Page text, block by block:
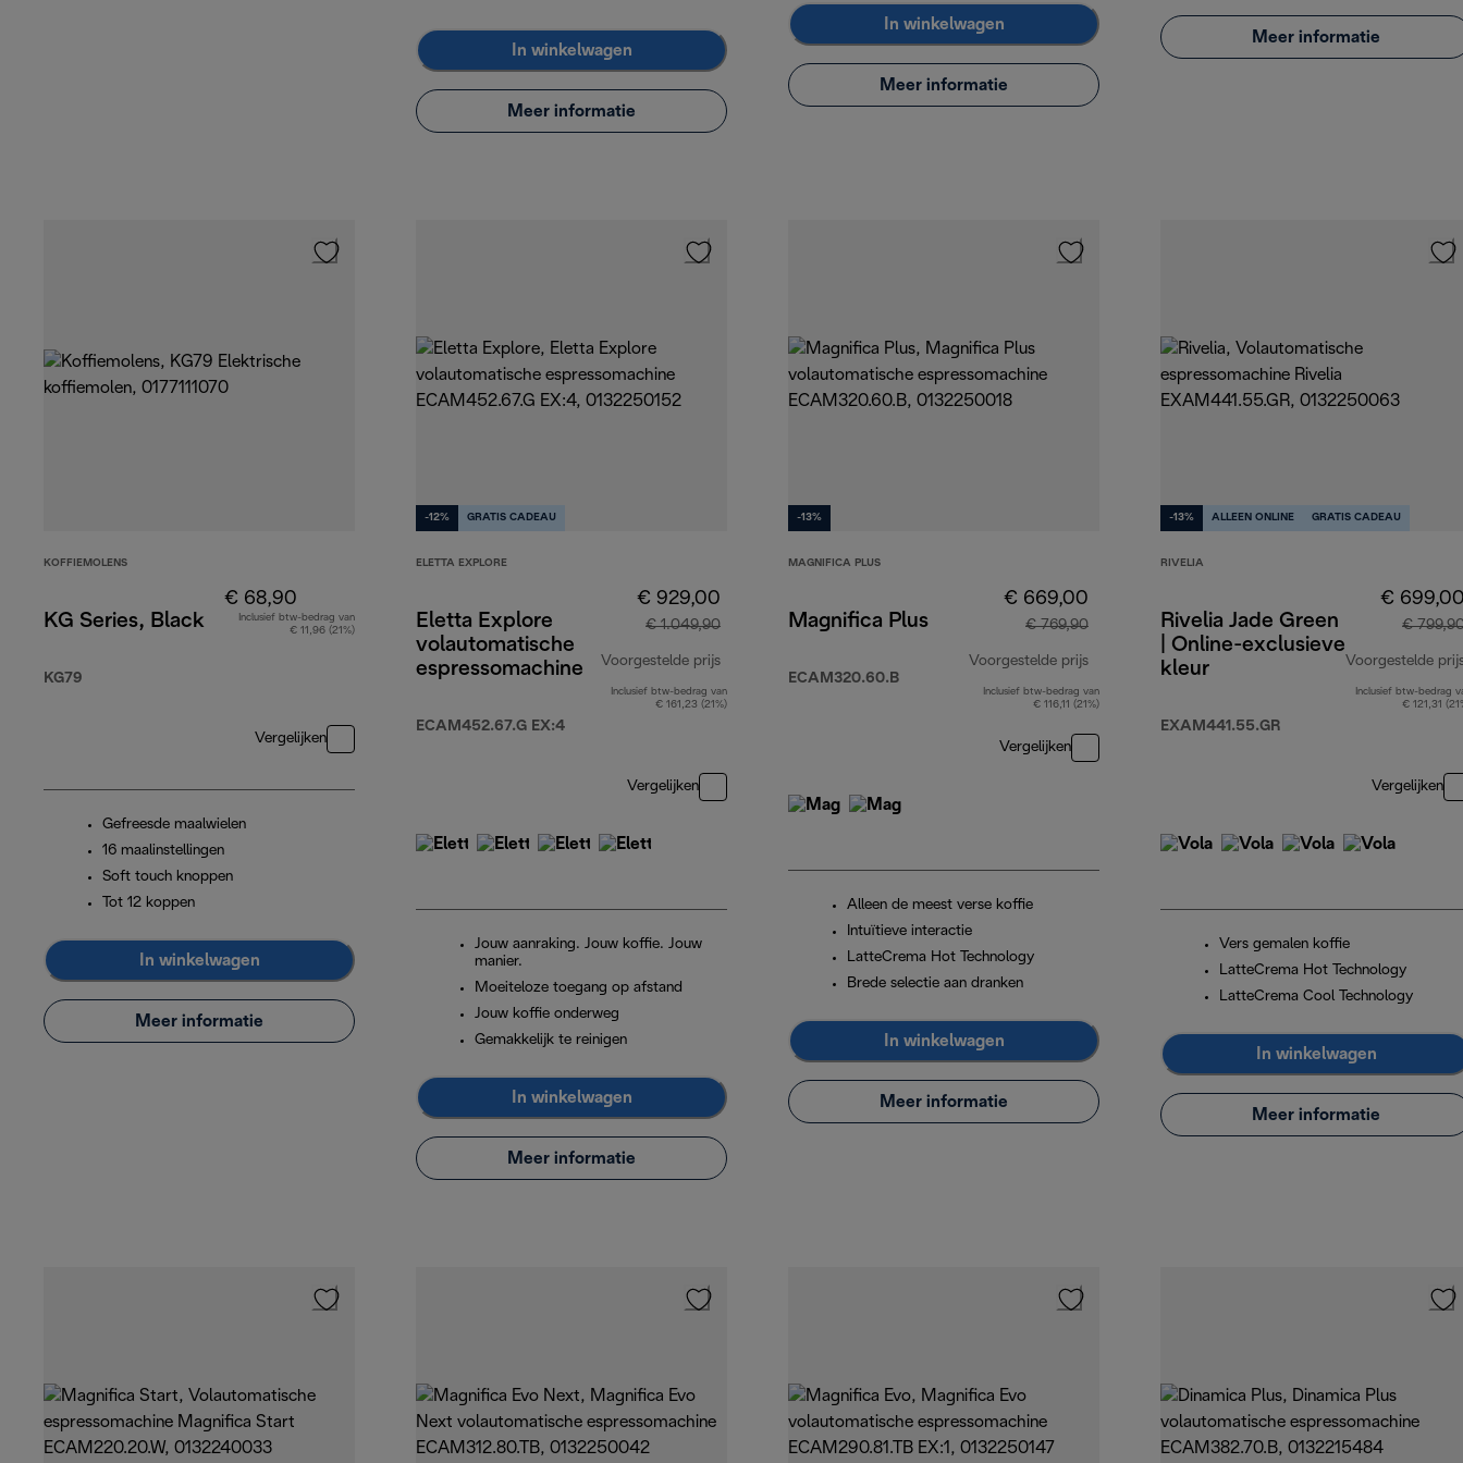
In winkelwagen
Meer informatie
In winkelwagen
Meer informatie
Meer informatie
KOFFIEMOLENS
KG Series, Black
KG79
€ 68,90
Inclusief btw-bedrag van
€ 11,96 (21%)
Vergelijken
Gefreesde maalwielen
16 maalinstellingen
Soft touch knoppen
Tot 12 koppen
In winkelwagen
Meer informatie
-12% GRATIS CADEAU
ELETTA EXPLORE
Eletta Explore
volautomatische
espressomachine
ECAM452.67.G EX:4
€ 929,00
€ 1.049,90
Voorgestelde prijs
originele prijs € 1.049,90
Inclusief btw-bedrag van
€ 161,23 (21%)
Vergelijken
Jouw aanraking. Jouw koffie. Jouw
manier.
Moeiteloze toegang op afstand
Jouw koffie onderweg
Gemakkelijk te reinigen
In winkelwagen
Meer informatie
-13%
MAGNIFICA PLUS
Magnifica Plus
ECAM320.60.B
€ 669,00
€ 769,90
Voorgestelde prijs
originele prijs € 769,90
Inclusief btw-bedrag van
€ 116,11 (21%)
Vergelijken
Alleen de meest verse koffie
Intuïtieve interactie
LatteCrema Hot Technology
Brede selectie aan dranken
In winkelwagen
Meer informatie
-13% ALLEEN ONLINE GRATIS CADEAU
RIVELIA
Rivelia Jade Green
| Online-exclusieve
kleur
EXAM441.55.GR
€
€
Voorgestelde
Inclusief btw-bedrag
€ 121,31
Vergelijken
Vers gemalen koffie
LatteCrema Hot Technology
LatteCrema Cool Technology
In winkelwagen
Meer informatie